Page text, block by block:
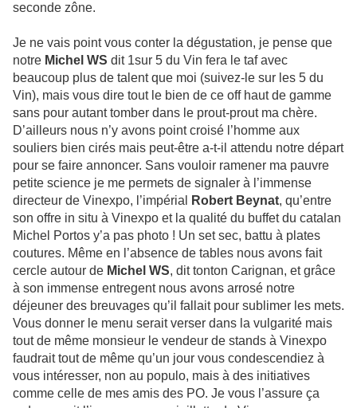
seconde zône.
Je ne vais point vous conter la dégustation, je pense que
notre Michel WS dit 1sur 5 du Vin fera le taf avec
beaucoup plus de talent que moi (suivez-le sur les 5 du
Vin), mais vous dire tout le bien de ce off haut de gamme
sans pour autant tomber dans le prout-prout ma chère.
D’ailleurs nous n’y avons point croisé l’homme aux
souliers bien cirés mais peut-être a-t-il attendu notre départ
pour se faire annoncer. Sans vouloir ramener ma pauvre
petite science je me permets de signaler à l’immense
directeur de Vinexpo, l’impérial
Robert Beynat, qu’entre
son offre in situ à Vinexpo et la qualité du buffet du catalan
Michel Portos y’a pas photo ! Un set sec, battu à plates
coutures. Même en l’absence de tables nous avons fait
cercle autour de Michel WS, dit tonton Carignan, et grâce
à son immense entregent nous avons arrosé notre
déjeuner des breuvages qu’il fallait pour sublimer les mets.
Vous donner le menu serait verser dans la vulgarité mais
tout de même monsieur le vendeur de stands à Vinexpo
faudrait tout de même qu’un jour vous condescendiez à
vous intéresser, non au populo, mais à des initiatives
comme celle de mes amis des PO. Je vous l’assure ça